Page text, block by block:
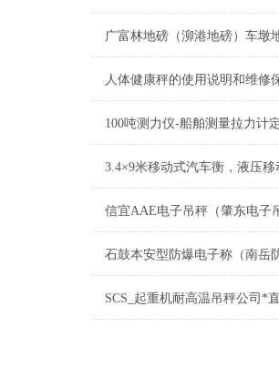
100吨测力仪-船舶测量拉力计